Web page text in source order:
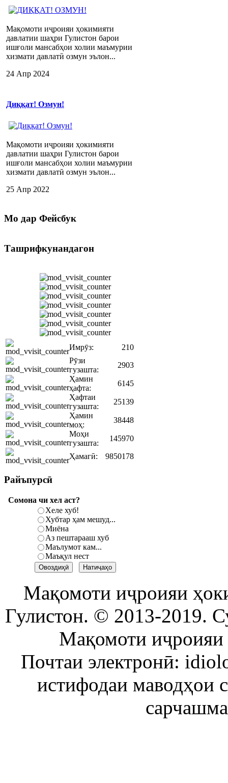
Мақомоти иҷроияи ҳокимияти
давлатии шаҳри Гулистон барои
ишғоли мансабҳои холии маъмурии
хизмати давлатӣ озмун эълон...
24 Апр 2024
Диққат! Озмун!
Мақомоти иҷроияи ҳокимияти
давлатии шаҳри Гулистон барои
ишғоли мансабҳои холии маъмурии
хизмати давлатӣ озмун эълон...
25 Апр 2022
Мо дар Фейсбук
Ташрифкунандагон
Имрӯз:
210
Рӯзи
гузашта:
2903
Ҳамин
ҳафта:
6145
Ҳафтаи
гузашта:
25139
Ҳамин
моҳ:
38448
Моҳи
гузашта:
145970
Ҳамагӣ: 9850178
Райъпурсӣ
Сомона чи хел аст?
Хеле хуб!
Хубтар ҳам мешуд...
Миёна
Аз пештарааш хуб
Маълумот кам...
Маъқул нест
Мақомоти иҷроияи
Гулистон. © 2013-2019.
Мақомоти иҷроияи
Почтаи электронӣ:
истифодаи маводҳои